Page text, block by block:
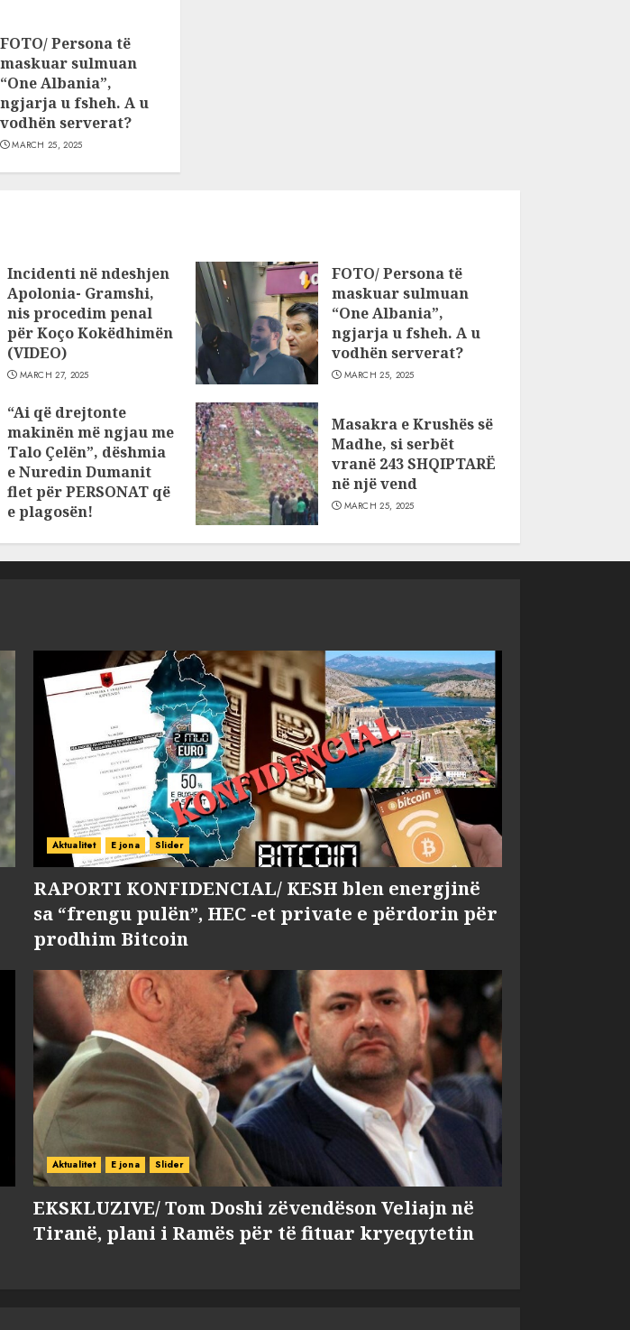
FOTO/ Persona të
maskuar sulmuan
“One Albania”,
ngjarja u fsheh. A u
vodhën serverat?
MARCH 25, 2025
Incidenti në ndeshjen
Apolonia- Gramshi,
nis procedim penal
për Koço Kokëdhimën
(VIDEO)
MARCH 27, 2025
FOTO/ Persona të
maskuar sulmuan
“One Albania”,
ngjarja u fsheh. A u
vodhën serverat?
MARCH 25, 2025
“Ai që drejtonte
makinën më ngjau me
Talo Çelën”, dëshmia
e Nuredin Dumanit
flet për PERSONAT që
e plagosën!
Masakra e Krushës së
Madhe, si serbët
vranë 243 SHQIPTARË
në një vend
MARCH 25, 2025
Aktualitet E jona Slider
RAPORTI KONFIDENCIAL/ KESH blen energjinë
sa “frengu pulën”, HEC -et private e përdorin për
prodhim Bitcoin
Aktualitet E jona Slider
EKSKLUZIVE/ Tom Doshi zëvendëson Veliajn në
Tiranë, plani i Ramës për të fituar kryeqytetin